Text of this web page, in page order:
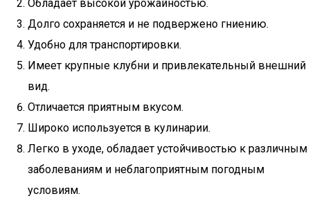
Обладает высокой урожайностью.
Долго сохраняется и не подвержено гниению.
Удобно для транспортировки.
Имеет крупные клубни и привлекательный внешний
вид.
Отличается приятным вкусом.
Широко используется в кулинарии.
Легко в уходе, обладает устойчивостью к различным
заболеваниям и неблагоприятным погодным
условиям.